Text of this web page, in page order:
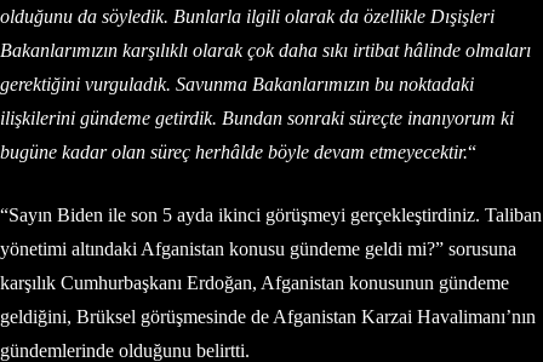
olduğunu da söyledik. Bunlarla ilgili olarak da özellikle Dışişleri
Bakanlarımızın karşılıklı olarak çok daha sıkı irtibat hâlinde olmaları
gerektiğini vurguladık. Savunma Bakanlarımızın bu noktadaki
ilişkilerini gündeme getirdik. Bundan sonraki süreçte inanıyorum ki
bugüne kadar olan süreç herhâlde böyle devam etmeyecektir.“
“Sayın Biden ile son 5 ayda ikinci görüşmeyi gerçekleştirdiniz. Taliban
yönetimi altındaki Afganistan konusu gündeme geldi mi?” sorusuna
karşılık Cumhurbaşkanı Erdoğan, Afganistan konusunun gündeme
geldiğini, Brüksel görüşmesinde de Afganistan Karzai Havalimanı’nın
gündemlerinde olduğunu belirtti.